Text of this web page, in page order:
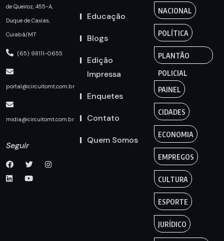
de Queiroz, 455-A,
Duque de Caxias,
Cuiabá/MT
(65) 98111-0655
portal@circuitomt.com.br
midia@circuitomt.com.br
Seguir
Educação
Blogs
Edição
Impressa
Enquetes
Contato
Quem Somos
NACIONAL
POLÍTICA
PLANTÃO
POLICIAL
PAINEL
CIDADES
ECONOMIA
EMPREGOS
CULTURA
ESPORTE
JURÍDICO